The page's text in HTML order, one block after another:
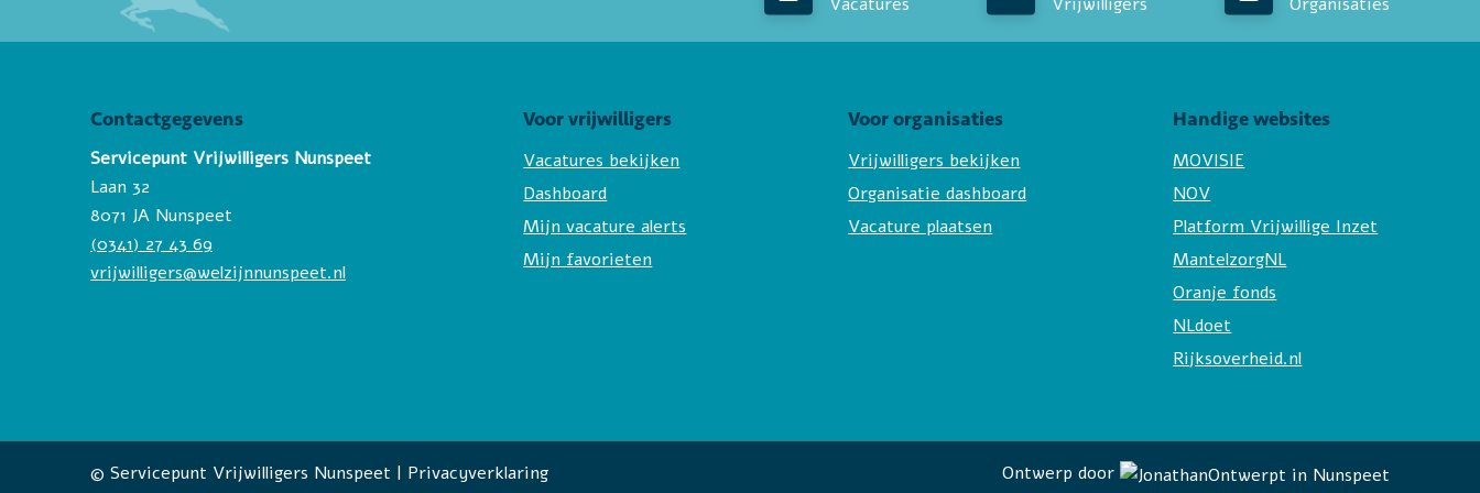
Contactgegevens
Servicepunt Vrijwilligers Nunspeet
Laan 32
8071 JA Nunspeet
(0341) 27 43 69
vrijwilligers@welzijnnunspeet.nl
Voor vrijwilligers
Vacatures bekijken
Dashboard
Mijn vacature alerts
Mijn favorieten
Voor organisaties
Vrijwilligers bekijken
Organisatie dashboard
Vacature plaatsen
Handige websites
MOVISIE
NOV
Platform Vrijwillige Inzet
MantelzorgNL
Oranje fonds
NLdoet
Rijksoverheid.nl
© Servicepunt Vrijwilligers Nunspeet | Privacyverklaring Ontwerp door